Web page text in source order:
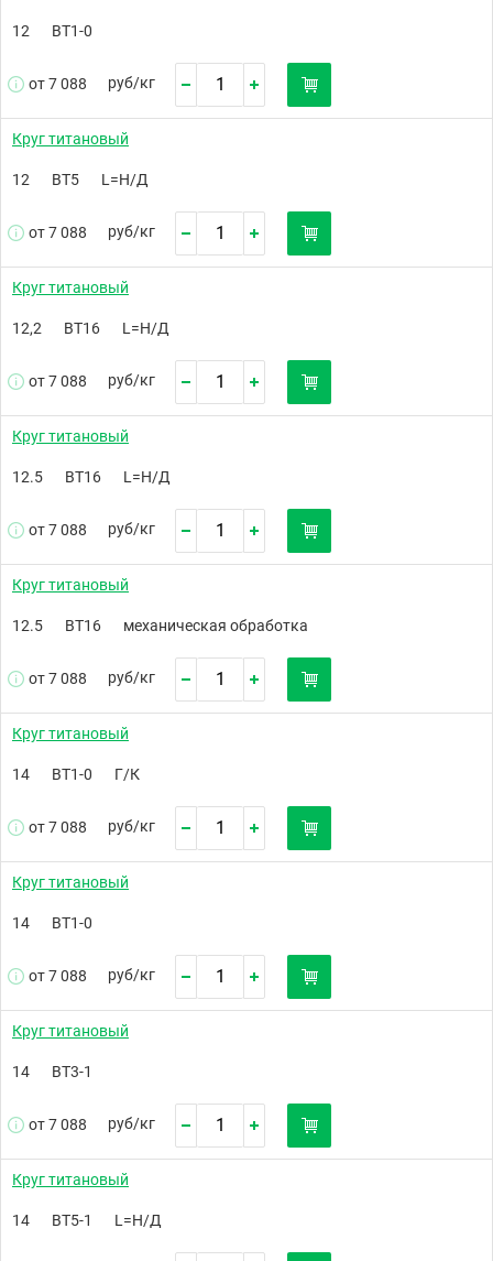
12 ВТ1-0
от 7 088 руб/кг
Круг титановый
12 ВТ5 L=Н/Д
от 7 088 руб/кг
Круг титановый
12,2 ВТ16 L=Н/Д
от 7 088 руб/кг
Круг титановый
12.5 ВТ16 L=Н/Д
от 7 088 руб/кг
Круг титановый
12.5 ВТ16 механическая обработка
от 7 088 руб/кг
Круг титановый
14 ВТ1-0 Г/К
от 7 088 руб/кг
Круг титановый
14 ВТ1-0
от 7 088 руб/кг
Круг титановый
14 ВТ3-1
от 7 088 руб/кг
Круг титановый
14 ВТ5-1 L=Н/Д